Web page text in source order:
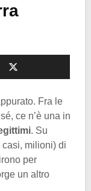
Fra le
ce n’è una in
. Su
milioni) di
per
un altro